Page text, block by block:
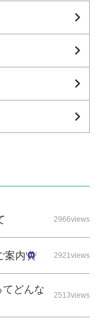
2966views
案内 2921views
どんな
2513views